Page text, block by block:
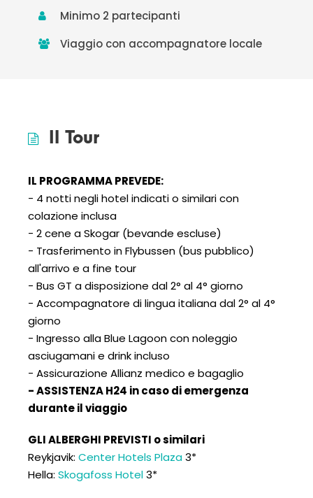
Minimo 2 partecipanti
Viaggio con accompagnatore locale
Il Tour
IL PROGRAMMA PREVEDE:
- 4 notti negli hotel indicati o similari con
colazione inclusa
- 2 cene a Skogar (bevande escluse)
- Trasferimento in Flybussen (bus pubblico)
all'arrivo e a fine tour
- Bus GT a disposizione dal 2° al 4° giorno
- Accompagnatore di lingua italiana dal 2° al 4°
giorno
- Ingresso alla Blue Lagoon con noleggio
asciugamani e drink incluso
- Assicurazione Allianz medico e bagaglio
- ASSISTENZA H24 in caso di emergenza
durante il viaggio
GLI ALBERGHI PREVISTI o similari
Reykjavik: Center Hotels Plaza3*
Hella: Skogafoss Hotel3*